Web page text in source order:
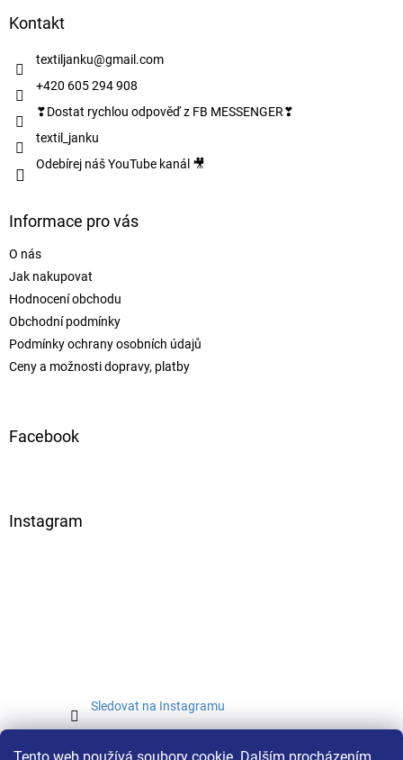
Kontakt
textiljanku@gmail.com
+420 605 294 908
❣Dostat rychlou odpověď z FB MESSENGER❣
textil_janku
Odebírej náš YouTube kanál 🎥
Informace pro vás
O nás
Jak nakupovat
Hodnocení obchodu
Obchodní podmínky
Podmínky ochrany osobních údajů
Ceny a možnosti dopravy, platby
Facebook
Instagram
Sledovat na Instagramu